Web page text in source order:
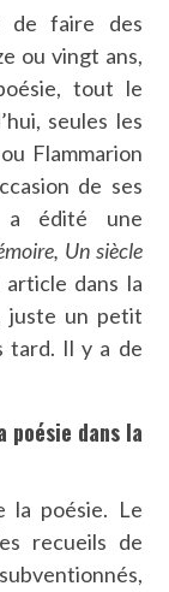
de faire des
ou vingt ans,
tout le
seules les
Flammarion
de ses
a édité une
Un siècle
article dans la
juste un petit
tard. Il y a de
poésie dans la
la poésie. Le
recueils de